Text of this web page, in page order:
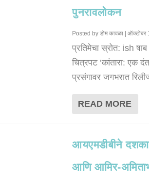
पुनरावलोकन
Posted byडोम कावळा |ऑक्टोबर
प्रतिमेचा स्रोत: ish
चित्रपट ‘कांतारा: एक
प्रसंगावर जगभरात
READ MORE
आयएमडीबीने
आणि आमिर-